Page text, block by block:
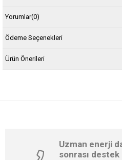
Yorumlar(0)
Ödeme Seçenekleri
Ürün Önerileri
Uzman enerji
sonrası destek